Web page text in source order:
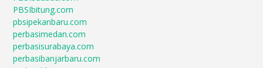
PBSIbitung.com
pbsipekanbaru.com
perbasimedan.com
perbasisurabaya.com
perbasibanjarbaru.com